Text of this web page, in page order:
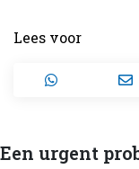
Lees voor
Een urgent